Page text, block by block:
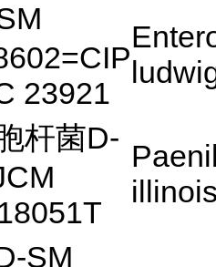
23921
杆菌D-
SM